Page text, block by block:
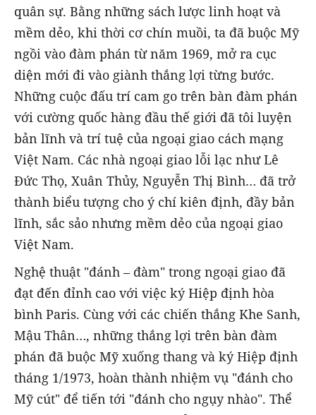
quân sự. Bằng những sách lược linh hoạt và
mềm dẻo, khi thời cơ chín muồi, ta đã buộc Mỹ
ngồi vào đàm phán từ năm 1969, mở ra cục
diện mới đi vào giành thắng lợi từng bước.
Những cuộc đấu trí cam go trên bàn đàm phán
với cường quốc hàng đầu thế giới đã tôi luyện
bản lĩnh và trí tuệ của ngoại giao cách mạng
Việt Nam. Các nhà ngoại giao lỗi lạc như Lê
Đức Thọ, Xuân Thủy, Nguyễn Thị Bình… đã trở
thành biểu tượng cho ý chí kiên định, đầy bản
lĩnh, sắc sảo nhưng mềm dẻo của ngoại giao
Việt Nam.
Nghệ thuật "đánh – đàm" trong ngoại giao đã
đạt đến đỉnh cao với việc ký Hiệp định hòa
bình Paris. Cùng với các chiến thắng Khe Sanh,
Mậu Thân…, những thắng lợi trên bàn đàm
phán đã buộc Mỹ xuống thang và ký Hiệp định
tháng 1/1973, hoàn thành nhiệm vụ "đánh cho
Mỹ cút" để tiến tới "đánh cho ngụy nhào". Thể